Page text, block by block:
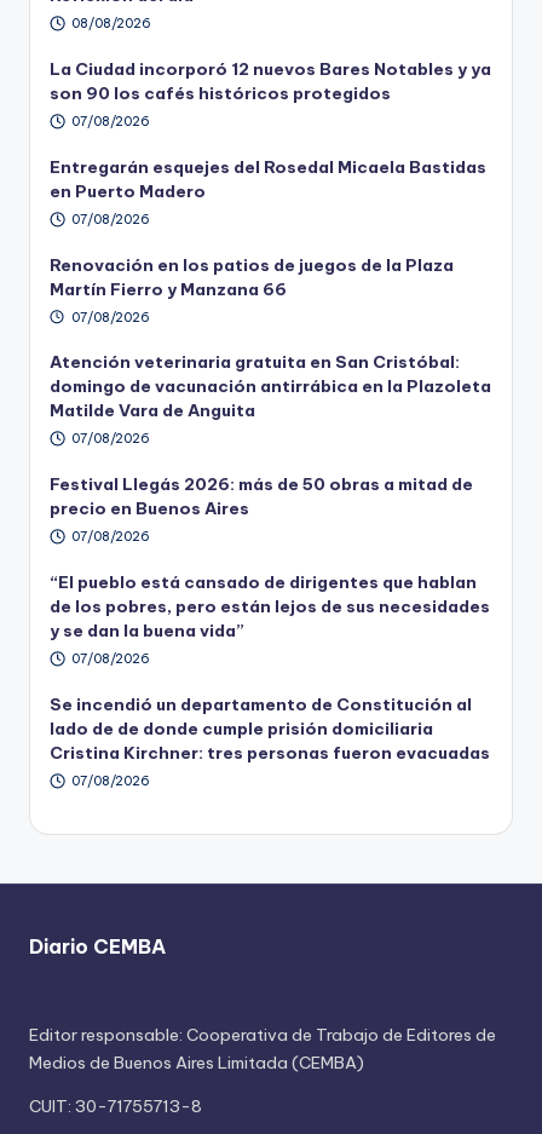
08/08/2026
La Ciudad incorporó 12 nuevos Bares Notables y ya
son 90 los cafés históricos protegidos
07/08/2026
Entregarán esquejes del Rosedal Micaela Bastidas
en Puerto Madero
07/08/2026
Renovación en los patios de juegos de la Plaza
Martín Fierro y Manzana 66
07/08/2026
Atención veterinaria gratuita en San Cristóbal:
domingo de vacunación antirrábica en la Plazoleta
Matilde Vara de Anguita
07/08/2026
Festival Llegás 2026: más de 50 obras a mitad de
precio en Buenos Aires
07/08/2026
“El pueblo está cansado de dirigentes que hablan
de los pobres, pero están lejos de sus necesidades
y se dan la buena vida”
07/08/2026
Se incendió un departamento de Constitución al
lado de de donde cumple prisión domiciliaria
Cristina Kirchner: tres personas fueron evacuadas
07/08/2026
Diario CEMBA
Editor responsable: Cooperativa de Trabajo de Editores de
Medios de Buenos Aires Limitada (CEMBA)
CUIT: 30-71755713-8